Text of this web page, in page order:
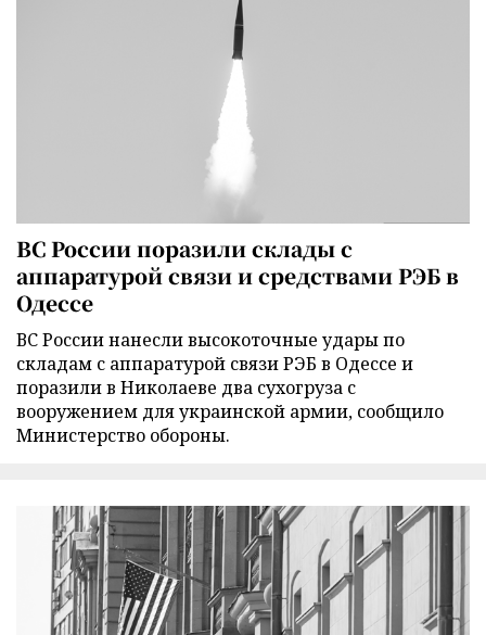
ВС России поразили склады с
аппаратурой связи и средствами РЭБ в
Одессе
ВС России нанесли высокоточные удары по
складам с аппаратурой связи РЭБ в Одессе и
поразили в Николаеве два сухогруза с
вооружением для украинской армии, сообщило
Министерство обороны.